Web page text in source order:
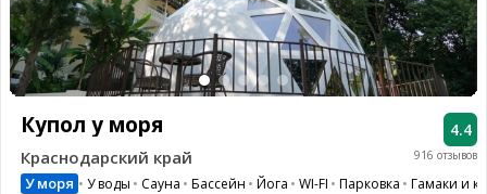
916 отзывов
4.4
Купол у моря
Краснодарский край
У моря У воды Сауна Бассейн Йога WI-FI Парковка Гамаки и